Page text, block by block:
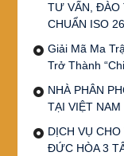
TƯ VẤN, ĐÀO
CHUẨN ISO
Giải Mã Ma
Trở Thành
NHÀ PHÂN
TẠI VIỆT NAM
DỊCH VỤ
ĐỨC HÒA 3